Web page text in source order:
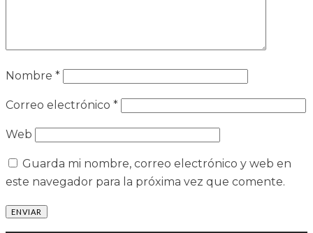
Nombre *
Correo electrónico *
Web
Guarda mi nombre, correo electrónico y web en
este navegador para la próxima vez que comente.